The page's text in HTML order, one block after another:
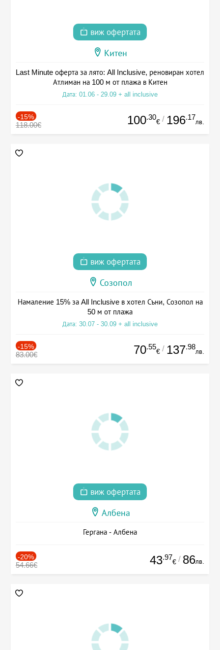
виж офертата
Китен
Last Minute оферта за лято: All Inclusive, реновиран хотел
Атлиман на 100 м от плажа в Китен
Дата: 01.06 - 29.09 + all inclusive
-15%
118.00€ 100.30
€ / 196.17
лв.
виж офертата
Созопол
Намаление 15% за All Inclusive в хотел Съни, Созопол на
50 м от плажа
Дата: 30.07 - 30.09 + all inclusive
-15%
83.00€ 70.55
€ / 137.98
лв.
виж офертата
Албена
Гергана - Албена
-20%
54.66€ 43.97
€ / 86лв.